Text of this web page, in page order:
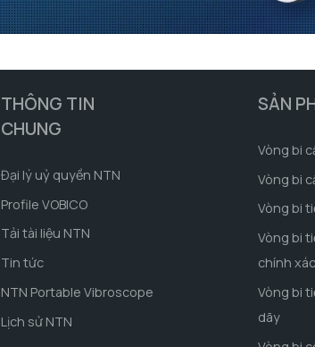
THÔNG TIN
CHUNG
Đại lý uỷ quyền NTN
Profile VOBICO
Tải tài liệu NTN
Tin tức
NTN Portable Vibroscope
Lịch sử NTN
SẢN
Vòng bi
Vòng bi
Vòng bi
Vòng bi
chính
Vòng bi
dãy